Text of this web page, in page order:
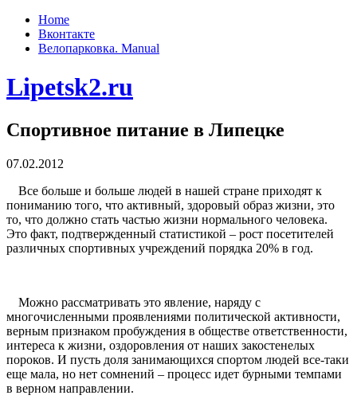
Home
Вконтакте
Велопарковка. Manual
Lipetsk2.ru
Спортивное питание в Липецке
07.02.2012
Все больше и больше людей в нашей стране приходят к
пониманию того, что активный, здоровый образ жизни, это
то, что должно стать частью жизни нормального человека.
Это факт, подтвержденный статистикой – рост посетителей
различных спортивных учреждений порядка 20% в год.
Можно рассматривать это явление, наряду с
многочисленными проявлениями политической активности,
верным признаком пробуждения в обществе ответственности,
интереса к жизни, оздоровления от наших закостенелых
пороков. И пусть доля занимающихся спортом людей все-таки
еще мала, но нет сомнений – процесс идет бурными темпами
в верном направлении.